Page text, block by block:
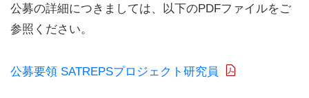
公募の詳細につきましては、以下のPDFファイルをご
参照ください。
公募要領 SATREPSプロジェクト研究員